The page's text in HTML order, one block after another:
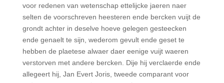
voor redenen van wetenschap ettelijcke jaeren naer
selten de voorschreven heesteren ende bercken vuijt de
grondt achter in deselve hoeve gelegen gesteecken
ende genaelt te sijn, wederom gevult ende geset te
hebben de plaetese alwaer daer eenige vuijt waeren
verstorven met andere bercken. Dije hij verclaerde ende
allegeert hij, Jan Evert Joris, tweede comparant voor